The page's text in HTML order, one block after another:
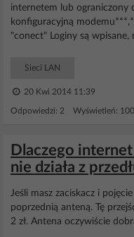
internetem lub ograniczony
konfiguracyjną
"conect" Loginy są wpisane,
Sieci LAN
20 Kwi 2014 11:39
Odpowiedzi: 2 Wyświetleń:
Dlaczego
nie działa z
Jeśli masz zaciskacz i
poprzednią anteną. Tę
2 zł. Antena oczywiście